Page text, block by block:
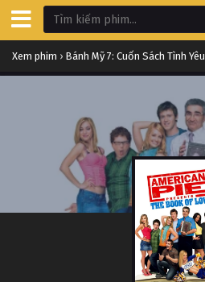
Xem phim › Bánh Mỹ 7: Cuốn Sách Tình Yêu